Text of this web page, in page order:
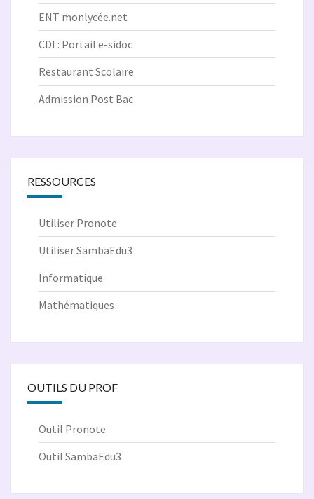
ENT monlycée.net
CDI : Portail e-sidoc
Restaurant Scolaire
Admission Post Bac
RESSOURCES
Utiliser Pronote
Utiliser SambaEdu3
Informatique
Mathématiques
OUTILS DU PROF
Outil Pronote
Outil SambaEdu3